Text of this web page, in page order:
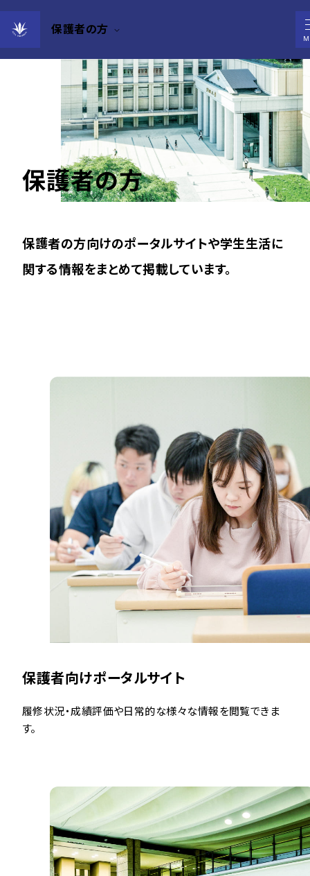
保護者の方
保護者の方
保護者の方向けのポータルサイトや学生生活に
関する情報をまとめて掲載しています。
保護者向けポータルサイト
履修状況・成績評価や日常的な様々な情報を閲覧できま
す。